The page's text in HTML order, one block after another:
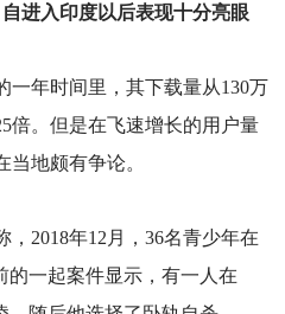
进入印度以后表现十分亮眼
一年时间里，其下载量从130万
倍。但是在飞速增长的用户量
地颇有争论。
，2018年12月，36名青少年在
的一起案件显示，有一人在